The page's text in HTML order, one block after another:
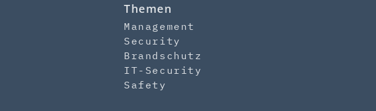
Themen
Management
Security
Brandschutz
IT-Security
Safety